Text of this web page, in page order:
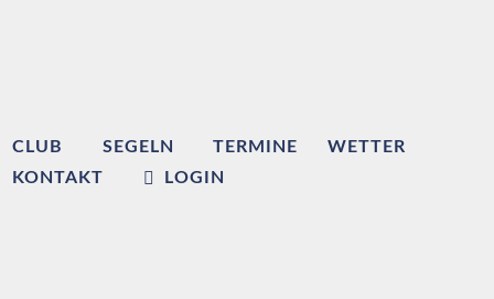
CLUB SEGELN TERMINE
WETTER
KONTAKT
LOGIN